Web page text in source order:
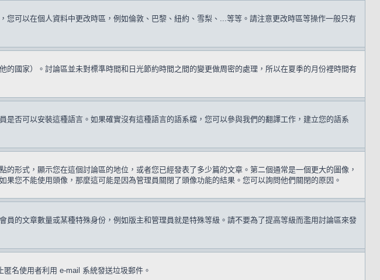
可以在個人資料中更改時區，例如倫敦、巴黎、紐約、雪梨、...等等。請注意更改時區等操作一般只有
國家）。討論區並未對標準時間和日光節約時間之間的變更做周密的處理，所以在夏季的月份裡時間有
否可以安裝這種語言。如果確實沒有這種語言的語系檔，您可以參與我們的翻譯工作，建立您的語系
形式，顯示您在這個討論區的地位，或者您已經發表了多少篇的文章。第二個通常是一個更大的圖像，
您不能使用頭像，那麼這可能是因為管理員關閉了頭像功能的結果。您可以詢問他們關閉的原因。
的文章數量或某種特殊身份，例如版主和管理員就是特殊等級。請不要為了提高等級而濫用討論區來發
名使用者利用 e-mail 系統發送垃圾郵件。